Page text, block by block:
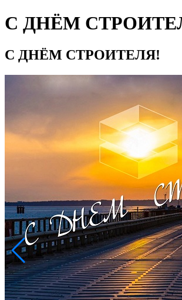
С ДНЁМ
С ДНЁМ СТРОИТЕЛЯ!